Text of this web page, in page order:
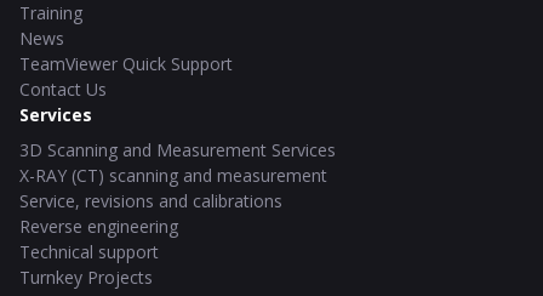
Training
News
TeamViewer Quick Support
Contact Us
Services
3D Scanning and Measurement Services
X-RAY (CT) scanning and measurement
Service, revisions and calibrations
Reverse engineering
Technical support
Turnkey Projects